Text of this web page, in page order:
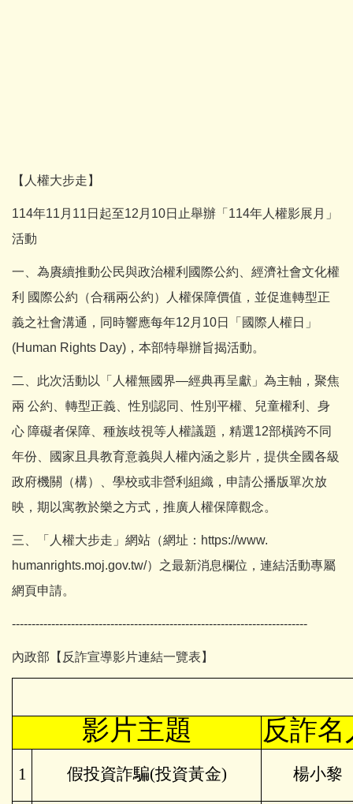
【人權大步走】
114年11月11日起至12月10日止舉辦「114年人權影展月」
活動
一、為賡續推動公民與政治權利國際公約、經濟社會文化權
利 國際公約（合稱兩公約）人權保障價值，並促進轉型正
義之社會溝通，同時響應每年12月10日「國際人權日」
(Human Rights Day)，本部特舉辦旨揭活動。
二、此次活動以「人權無國界—經典再呈獻」為主軸，聚焦
兩 公約、轉型正義、性別認同、性別平權、兒童權利、身
心 障礙者保障、種族歧視等人權議題，精選12部橫跨不同
年份、國家且具教育意義與人權內涵之影片，提供全國各級
政府機關（構）、學校或非營利組織，申請公播版單次放
映，期以寓教於樂之方式，推廣人權保障觀念。
三、「人權大步走」網站（網址： https://www.
humanrights.moj.gov.tw/）之最新消息欄位，連結活動專屬
網頁申請。
---------------------------------------------------------------------------
內政部【反詐宣導影片連結一覽表】
影片主題 反詐名
1 假投資詐騙(投資黃金) 楊小黎